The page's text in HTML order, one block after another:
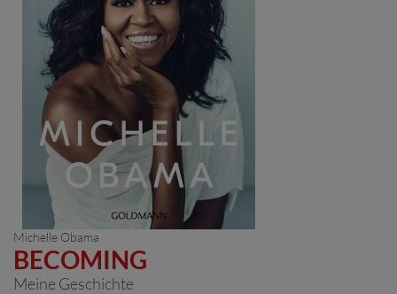
Michelle Obama
BECOMING
Meine Geschichte